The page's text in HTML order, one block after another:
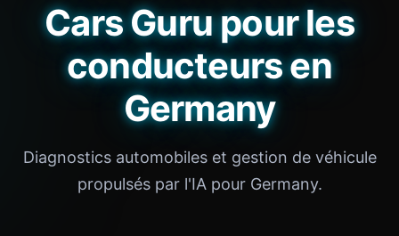
Cars Guru pour les
conducteurs en
Germany
Diagnostics automobiles et gestion de véhicule
propulsés par l'IA pour Germany.